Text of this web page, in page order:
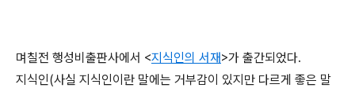
며칠전 행성비출판사에서 <지식인의 서재>가 출간되었다.
지식인(사실 지식인이란 말에는 거부감이 있지만 다르게 좋은 말